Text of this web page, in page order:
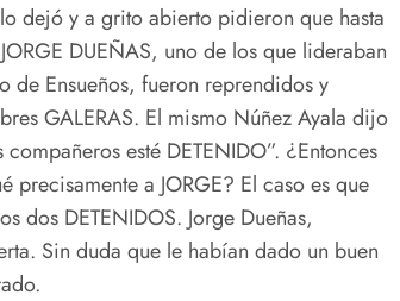
dejó y a grito abierto pidieron que hasta
DUEÑAS, uno de los que lideraban
de Ensueños, fueron reprendidos y
GALERAS. El mismo Núñez Ayala dijo
esté DETENIDO”. ¿Entonces
a JORGE? El caso es que
dos DETENIDOS. Jorge Dueñas,
Sin duda que le habían dado un buen